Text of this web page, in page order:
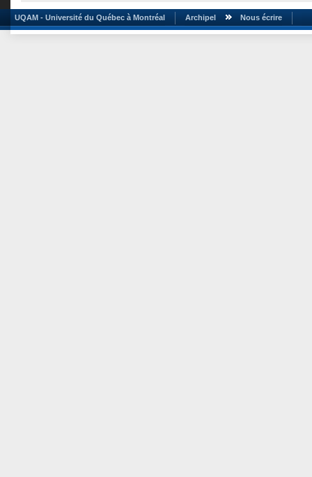
UQAM - Université du Québec à Montréal Archipel Nous écrire